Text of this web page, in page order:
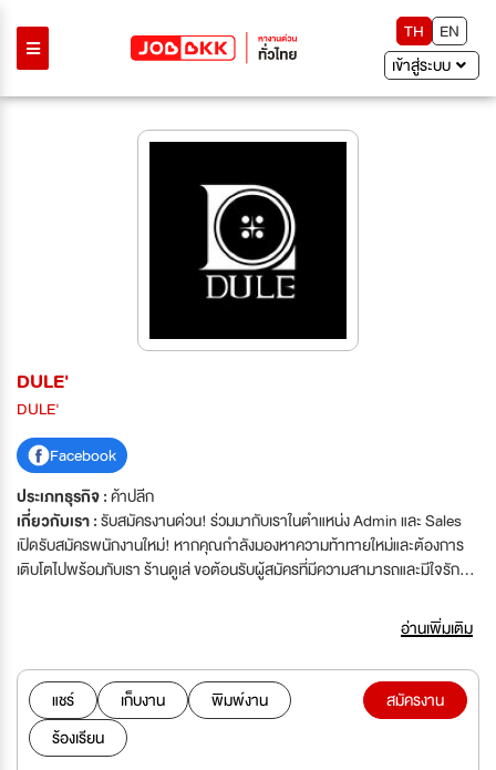
TH
EN
เข้าสู่ระบบ
DULE'
DULE'
Facebook
ประเภทธุรกิจ :ค้าปลีก
เกี่ยวกับเรา :รับสมัครงานด่วน! ร่วมมากับเราในตำแหน่ง Admin และ Sales
เปิดรับสมัครพนักงานใหม่! หากคุณกำลังมองหาความท้าทายใหม่และต้องการ
เติบโตไปพร้อมกับเรา ร้านดูเล่ ขอต้อนรับผู้สมัครที่มีความสามารถและมีใจรัก
อ่านเพิ่มเติม
แชร์ เก็บงาน
พิมพ์งาน
ร้องเรียน
สมัครงาน